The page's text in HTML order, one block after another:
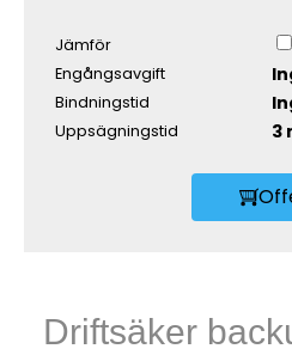
Jämför
Engångsavgift
Bindningstid
Uppsägningstid 3
Driftsäker